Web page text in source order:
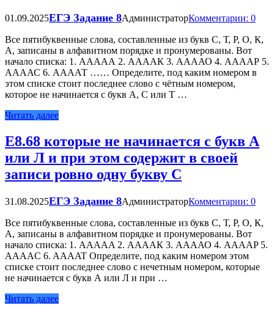
01.09.2025ЕГЭ Задание 8АдминистраторКомментарии: 0
Все пятибуквенные слова, составленные из букв С, Т, Р, О, К,
А, записаны в алфавитном порядке и пронумерованы. Вот
начало списка: 1. ААААА 2. ААААК 3. ААААО 4. ААААР 5.
ААААС 6. ААААТ …… Определите, под каким номером в
этом списке стоит последнее слово с чётным номером,
которое не начинается с букв А, С или Т …
Читать далее
Е8.68 которые не начинается с букв А
или Л и при этом содержит в своей
записи ровно одну букву С
31.08.2025ЕГЭ Задание 8АдминистраторКомментарии: 0
Все пятибуквенные слова, составленные из букв С, Т, Р, О, К,
А, записаны в алфавитном порядке и пронумерованы. Вот
начало списка: 1. AAAAA 2. ААААК 3. ААААО 4. AAAAP 5.
AAAAC 6. AAAAT Определите, под каким номером этом
списке стоит последнее слово с нечетным номером, которые
не начинается с букв А или Л и при …
Читать далее